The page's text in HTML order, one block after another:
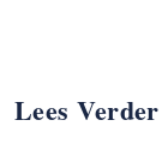
Lees Verder